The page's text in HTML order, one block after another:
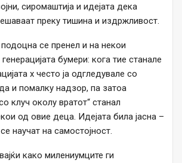
сиромаштија и идејата дека
преку тишина и издржливост.
подоцна се пренел и на некои
бумери: кога тие станале
х често ја одгледувале со
и помалку надзор, па затоа
клуч околу вратот“ станал
од овие деца. Идејата била јасна –
научат на самостојност.
како милениумците ги